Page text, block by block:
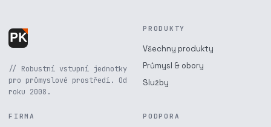
// Robustní vstupní jednotky
pro průmyslové prostředí. Od
roku 2008.
PRODUKTY
Všechny produkty
Průmysl & obory
Služby
FIRMA PODPORA